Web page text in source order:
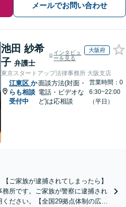
メールでお問い合わせ
池田 紗希
子 弁護士
インタビュ
ーを見る
大阪府
東京スタートアップ法律事務所 大阪支店
江東区 か
らも相談
受付中
面談方法(対面・
電話・ビデオな
ど)は応相談
営業時間：0
6:30~22:00
（平日）
ご家族が逮捕されてしまったら】
所です。ご家族が警察に逮捕され
ださい。【全国29拠点体制の広域